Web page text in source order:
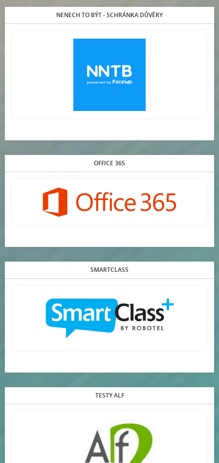
NENECH TO BÝT - SCHRÁNKA DŮVĚRY
OFFICE 365
SMARTCLASS
TESTY ALF